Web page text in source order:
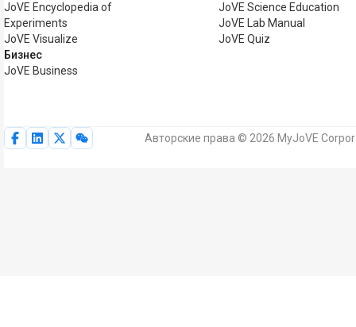
JoVE Encyclopedia of
Experiments
JoVE Visualize
Бизнес
JoVE Business
JoVE Science Education
JoVE Lab Manual
JoVE Quiz
Авторские права © 2026 MyJoVE